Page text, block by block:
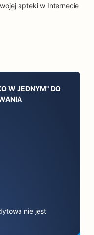
apteki w Internecie
W JEDNYM" DO
nie jest